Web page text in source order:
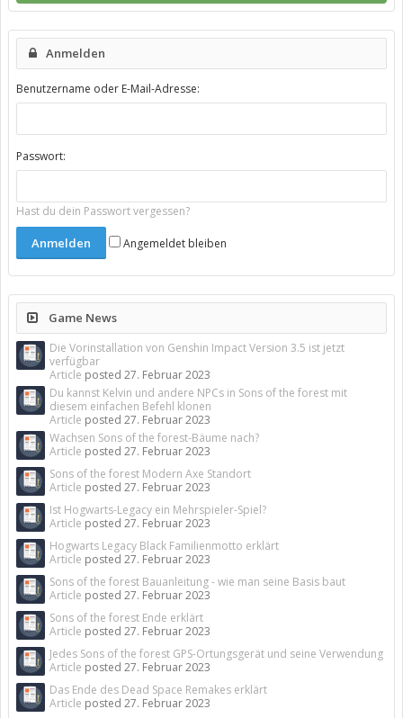
Anmelden
Benutzername oder E-Mail-Adresse:
Passwort:
Hast du dein Passwort vergessen?
Angemeldet bleiben
Game News
Die Vorinstallation von Genshin Impact Version 3.5 ist jetzt
verfügbar
Article posted 27. Februar 2023
Du kannst Kelvin und andere NPCs in Sons of the forest mit
diesem einfachen Befehl klonen
Article posted 27. Februar 2023
Wachsen Sons of the forest-Bäume nach?
Article posted 27. Februar 2023
Sons of the forest Modern Axe Standort
Article posted 27. Februar 2023
Ist Hogwarts-Legacy ein Mehrspieler-Spiel?
Article posted 27. Februar 2023
Hogwarts Legacy Black Familienmotto erklärt
Article posted 27. Februar 2023
Sons of the forest Bauanleitung - wie man seine Basis baut
Article posted 27. Februar 2023
Sons of the forest Ende erklärt
Article posted 27. Februar 2023
Jedes Sons of the forest GPS-Ortungsgerät und seine Verwendung
Article posted 27. Februar 2023
Das Ende des Dead Space Remakes erklärt
Article posted 27. Februar 2023